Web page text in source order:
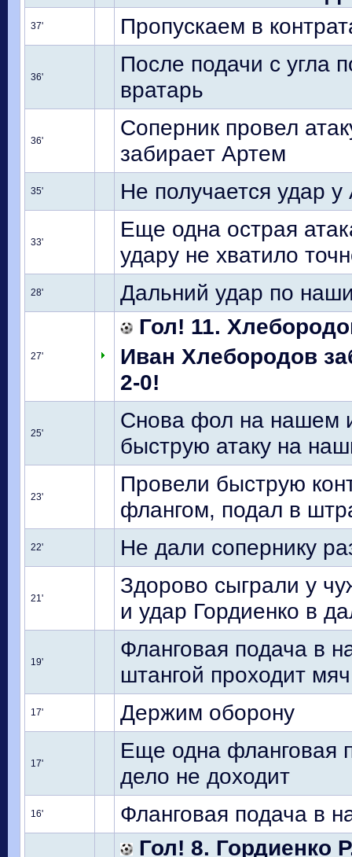
37' Пропускаем в
36'
После подачи с угла
вратарь
36'
Соперник провел
забирает Артем
35' Не получается удар
33'
Еще одна острая
удару не хватило
28' Дальний удар по
27'
Гол! 11.
Иван Хлебородов
2-0!
25'
Снова фол на нашем
быструю атаку на
23'
Провели быструю
флангом, подал в
22' Не дали сопернику
21'
Здорово сыграли у
и удар Гордиенко в
19'
Фланговая подача в
штангой проходит мяч
17' Держим оборону
17'
Еще одна фланговая
дело не доходит
16' Фланговая подача в
Гол! 8. Гордиенко